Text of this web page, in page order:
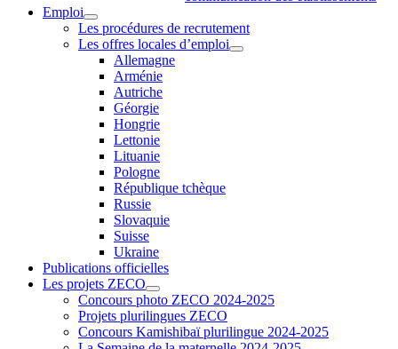
Emploi
Les procédures de recrutement
Les offres locales d’emploi
Allemagne
Arménie
Autriche
Géorgie
Hongrie
Lettonie
Lituanie
Pologne
République tchèque
Russie
Slovaquie
Suisse
Ukraine
Publications officielles
Les projets ZECO
Concours photo ZECO 2024-2025
Projets plurilingues ZECO
Concours Kamishibaï plurilingue 2024-2025